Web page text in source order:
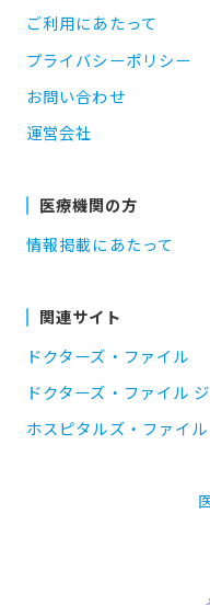
ご利用にあたって
プライバシーポリシー
お問い合わせ
運営会社
医療機関の方
情報掲載にあたって
関連サイト
ドクターズ・ファイル
ドクターズ・ファイル
ホスピタルズ・ファイル